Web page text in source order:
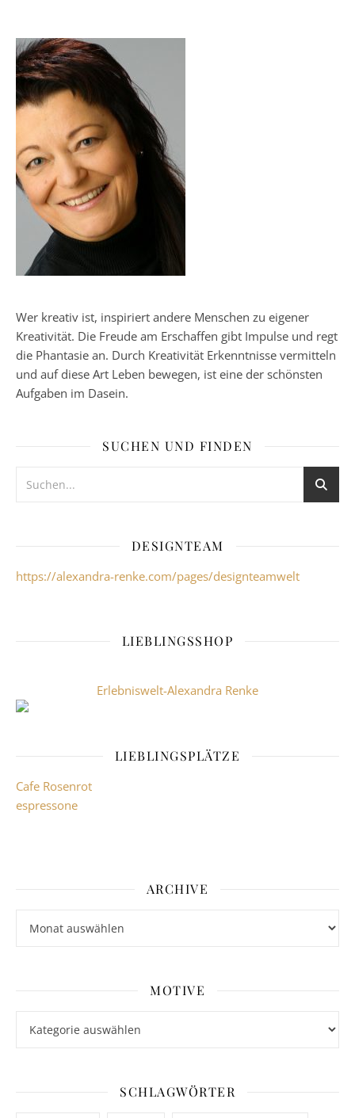
Wer kreativ ist, inspiriert andere Menschen zu eigener
Kreativität. Die Freude am Erschaffen gibt Impulse und regt
die Phantasie an. Durch Kreativität Erkenntnisse vermitteln
und auf diese Art Leben bewegen, ist eine der schönsten
Aufgaben im Dasein.
SUCHEN UND FINDEN
DESIGNTEAM
https://alexandra-renke.com/pages/designteamwelt
LIEBLINGSSHOP
Erlebniswelt-Alexandra Renke
LIEBLINGSPLÄTZE
Cafe Rosenrot
espressone
ARCHIVE
MOTIVE
SCHLAGWÖRTER